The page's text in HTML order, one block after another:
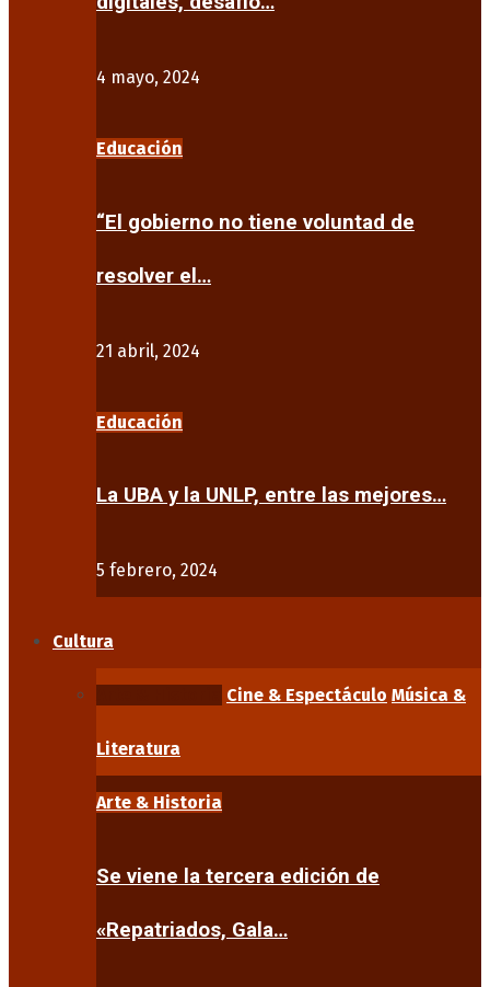
4 mayo, 2024
Educación
“El gobierno no tiene voluntad de
resolver el…
21 abril, 2024
Educación
La UBA y la UNLP, entre las mejores…
5 febrero, 2024
Cultura
Cine & Espectáculo Música &
Literatura
Arte & Historia
Se viene la tercera edición de
«Repatriados, Gala…